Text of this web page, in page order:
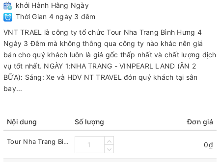
khởi Hành Hằng Ngày
Thời Gian 4 ngày 3 đêm
VNT TRAEL là công ty tổ chức Tour Nha Trang Bình Hưng 4
Ngày 3 Đêm mà không thông qua công ty nào khác nên giá
bán cho quý khách luôn là giá gốc thấp nhất và chất lượng dịch
vụ tốt nhất. NGÀY 1:NHA TRANG - VINPEARL LAND (ĂN 2
BỮA): Sáng: Xe và HDV NT TRAVEL đón quý khách tại sân
bay...
Nội dung Số lượng Đơn giá
Tour Nha Trang Bình Hưng 4 Ngày 3 Đêm 0₫